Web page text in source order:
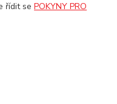
řídit sePOKYNY PRO